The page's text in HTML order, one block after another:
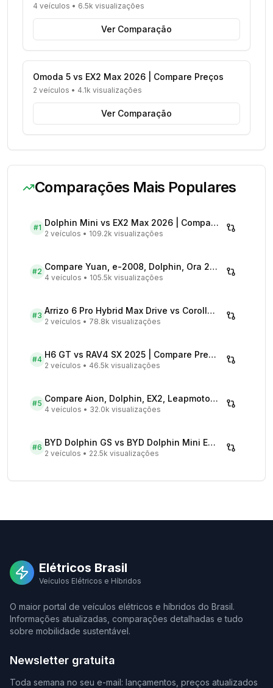
4 veículos • 6.5k visualizações
Ver Comparação
Omoda 5 vs EX2 Max 2026 | Compare Preços
2 veículos • 4.1k visualizações
Ver Comparação
Comparações Mais Populares
#1 Dolphin Mini vs EX2 Max 2026 | Compare Preços
2 veículos • 109.2k visualizações
#2 Compare Yuan, e-2008, Dolphin, Ora 2026 | Veículos Elétricos
4 veículos • 105.5k visualizações
#3 Arrizo 6 Pro Hybrid Max Drive vs Corolla Cross XRX Hybrid - Comparativo Completo
2 veículos • 78.8k visualizações
#4 H6 GT vs RAV4 SX 2025 | Compare Preços
2 veículos • 46.5k visualizações
#5 Compare Aion, Dolphin, EX2, Leapmotor 2026 | Veículos Elétricos
4 veículos • 32.0k visualizações
#6 BYD Dolphin GS vs BYD Dolphin Mini EV - Comparativo Completo
2 veículos • 22.5k visualizações
Elétricos Brasil
Veículos Elétricos e Híbridos
O maior portal de veículos elétricos e híbridos do Brasil.
Informações atualizadas, comparações detalhadas e tudo
sobre mobilidade sustentável.
Newsletter gratuita
Toda semana no seu e-mail: lançamentos, preços atualizados